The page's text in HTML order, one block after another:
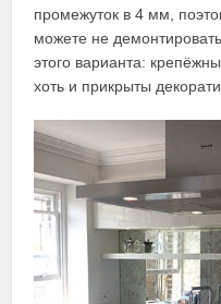
промежуток в 4 мм,
можете не
этого варианта:
хоть и прикрыты